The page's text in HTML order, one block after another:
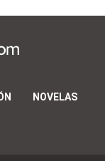
NOVELAS